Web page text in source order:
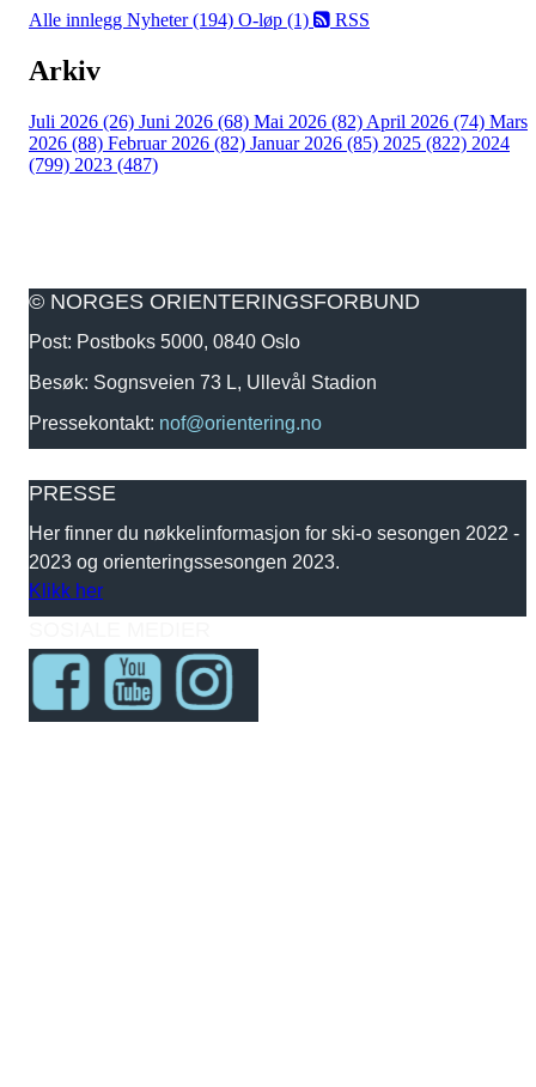
Alle innlegg Nyheter (194) O-løp (1) RSS
Arkiv
Juli 2026 (26) Juni 2026 (68) Mai 2026 (82) April 2026 (74) Mars
2026 (88) Februar 2026 (82) Januar 2026 (85) 2025 (822) 2024
(799) 2023 (487)
© NORGES ORIENTERINGSFORBUND
Post: Postboks 5000, 0840 Oslo
Besøk: Sognsveien 73 L, Ullevål Stadion
Pressekontakt: nof@orientering.no
PRESSE
Her finner du nøkkelinformasjon for ski-o sesongen 2022 -
2023 og orienteringssesongen 2023.
Klikk her